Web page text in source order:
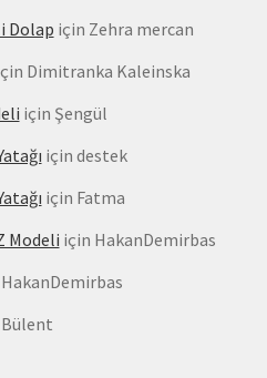
Dolap için Zehra mercan
Dimitranka Kaleinska
için Şengül
için destek
için Fatma
Modeli için HakanDemirbas
HakanDemirbas
Bülent